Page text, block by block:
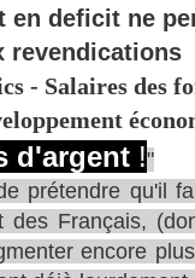
en deficit ne
revendications
- Salaires des
d'argent !"
prétendre qu'il
des Français,
encore